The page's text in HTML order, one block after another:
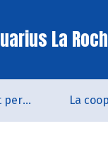
La
Appel à projet permanent La